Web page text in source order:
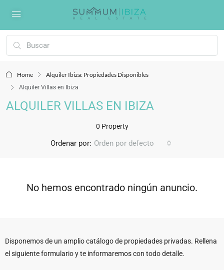
Home Alquiler Ibiza: Propiedades Disponibles
Alquiler Villas en Ibiza
ALQUILER VILLAS EN IBIZA
0 Property
Ordenar por: Orden por defecto
No hemos encontrado ningún anuncio.
Disponemos de un amplio catálogo de propiedades privadas. Rellena
el siguiente formulario y te informaremos con todo detalle.